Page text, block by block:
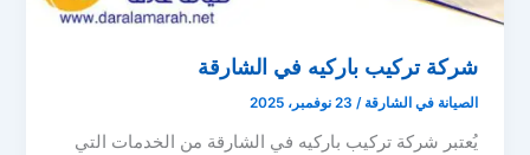
شركة تركيب باركيه في الشارقة
الصيانة في الشارقة / 23 نوفمبر، 2025
يُعتبر شركة تركيب باركيه في الشارقة من الخدمات التي